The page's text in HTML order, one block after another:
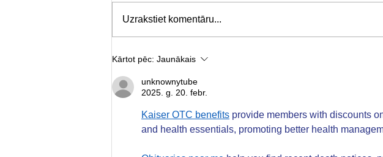
Brīvdabas kino pēdējais seanss
Uzrakstiet komentāru...
Kārtot pēc: Jaunākais
unknownytube
2025. g. 20. febr.
Kaiser OTC benefits provide members with discounts
and health essentials, promoting better health